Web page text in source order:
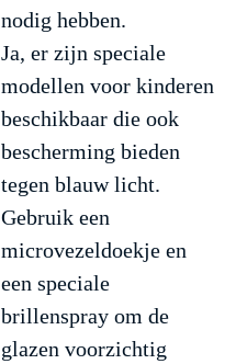
nodig hebben.
Ja, er zijn speciale
modellen voor kinderen
beschikbaar die ook
bescherming bieden
tegen blauw licht.
Gebruik een
microvezeldoekje en
een speciale
brillenspray om de
glazen voorzichtig